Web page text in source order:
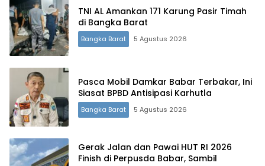
TNI AL Amankan 171 Karung Pasir Timah
di Bangka Barat
Bangka Barat 5 Agustus 2026
Pasca Mobil Damkar Babar Terbakar, Ini
Siasat BPBD Antisipasi Karhutla
Bangka Barat 5 Agustus 2026
Gerak Jalan dan Pawai HUT RI 2026
Finish di Perpusda Babar, Sambil